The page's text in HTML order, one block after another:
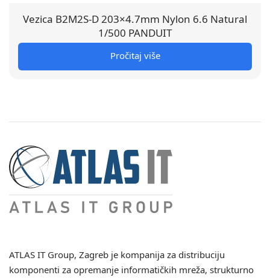
Vezica B2M2S-D 203×4.7mm Nylon 6.6 Natural
1/500 PANDUIT
Pročitaj više
ATLAS IT Group, Zagreb je kompanija za distribuciju
komponenti za opremanje informatičkih mreža, strukturno